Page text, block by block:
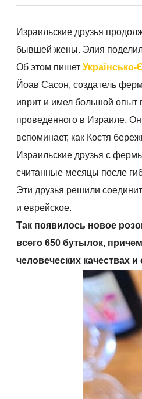
Израильские друзья
бывшей жены. Элия
Об этом пишетУкраїнсько-
Йоав Сасон, создатель
иврит и имел большой опыт
проведенного в Израиле.
вспоминает, как Костя
Израильские друзья с
считанные месяцы после
Эти друзья решили
и еврейское.
Так появилось новое
всего 650 бутылок,
человеческих качествах и